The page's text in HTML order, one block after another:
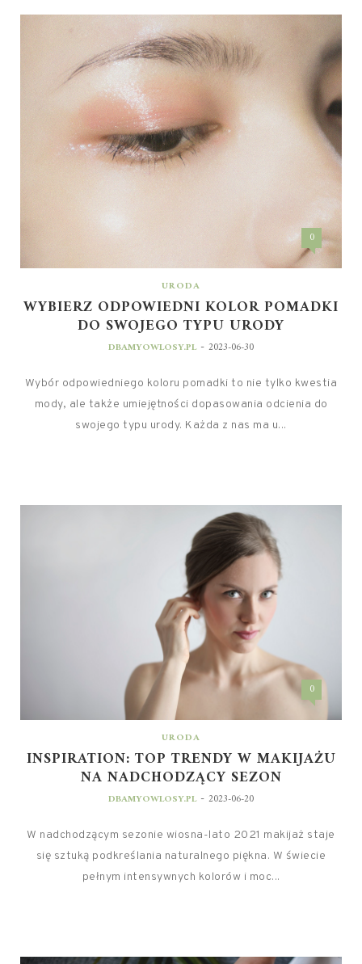
0
URODA
WYBIERZ ODPOWIEDNI KOLOR POMADKI
DO SWOJEGO TYPU URODY
DBAMYOWLOSY.PL - 2023-06-30
Wybór odpowiedniego koloru pomadki to nie tylko kwestia
mody, ale także umiejętności dopasowania odcienia do
swojego typu urody. Każda z nas ma u...
0
URODA
INSPIRATION: TOP TRENDY W MAKIJAŻU
NA NADCHODZĄCY SEZON
DBAMYOWLOSY.PL - 2023-06-20
W nadchodzącym sezonie wiosna-lato 2021 makijaż staje
się sztuką podkreślania naturalnego piękna. W świecie
pełnym intensywnych kolorów i moc...